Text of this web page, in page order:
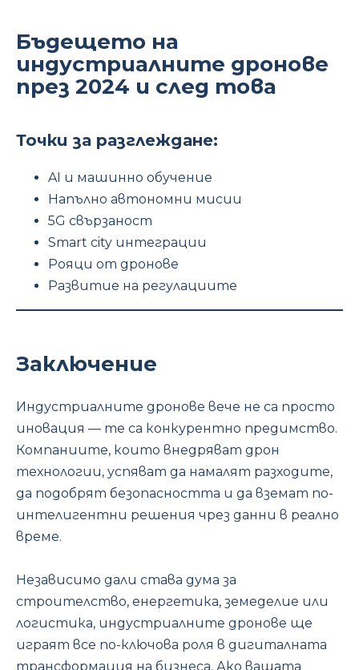
Бъдещето на
индустриалните дронове
през 2024 и след това
Точки за разглеждане:
AI и машинно обучение
Напълно автономни мисии
5G свързаност
Smart city интеграции
Рояци от дронове
Развитие на регулациите
Заключение
Индустриалните дронове вече не са просто
иновация — те са конкурентно предимство.
Компаниите, които внедряват дрон
технологии, успяват да намалят разходите,
да подобрят безопасността и да вземат по-
интелигентни решения чрез данни в реално
време.
Независимо дали става дума за
строителство, енергетика, земеделие или
логистика, индустриалните дронове ще
играят все по-ключова роля в дигиталната
трансформация на бизнеса. Ако вашата